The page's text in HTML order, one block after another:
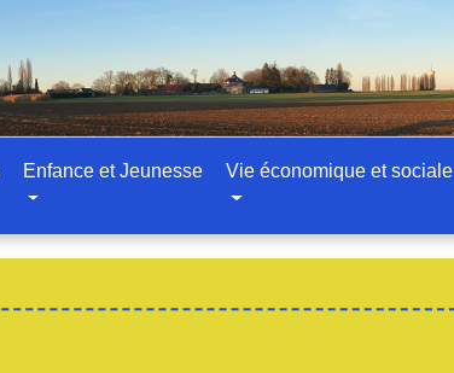
Enfance et Jeunesse Vie économique et sociale